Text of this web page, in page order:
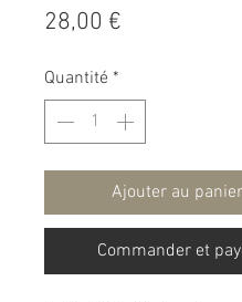
28,00 €
Quantité *
Ajouter au panier
Commander et